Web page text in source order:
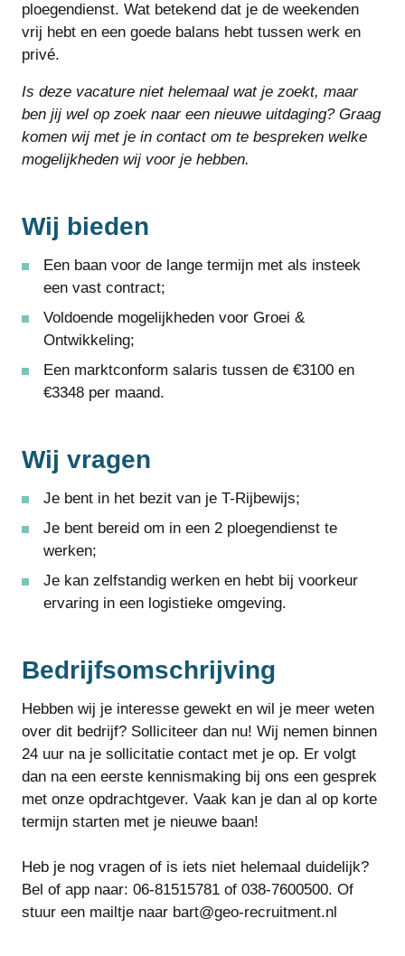
ploegendienst. Wat betekend dat je de weekenden
vrij hebt en een goede balans hebt tussen werk en
privé.
Is deze vacature niet helemaal wat je zoekt, maar
ben jij wel op zoek naar een nieuwe uitdaging? Graag
komen wij met je in contact om te bespreken welke
mogelijkheden wij voor je hebben.
Wij bieden
Een baan voor de lange termijn met als insteek
een vast contract;
Voldoende mogelijkheden voor Groei &
Ontwikkeling;
Een marktconform salaris tussen de €3100 en
€3348 per maand.
Wij vragen
Je bent in het bezit van je T-Rijbewijs;
Je bent bereid om in een 2 ploegendienst te
werken;
Je kan zelfstandig werken en hebt bij voorkeur
ervaring in een logistieke omgeving.
Bedrijfsomschrijving
Hebben wij je interesse gewekt en wil je meer weten
over dit bedrijf? Solliciteer dan nu! Wij nemen binnen
24 uur na je sollicitatie contact met je op. Er volgt
dan na een eerste kennismaking bij ons een gesprek
met onze opdrachtgever. Vaak kan je dan al op korte
termijn starten met je nieuwe baan!
Heb je nog vragen of is iets niet helemaal duidelijk?
Bel of app naar: 06-81515781 of 038-7600500. Of
stuur een mailtje naar bart@geo-recruitment.nl